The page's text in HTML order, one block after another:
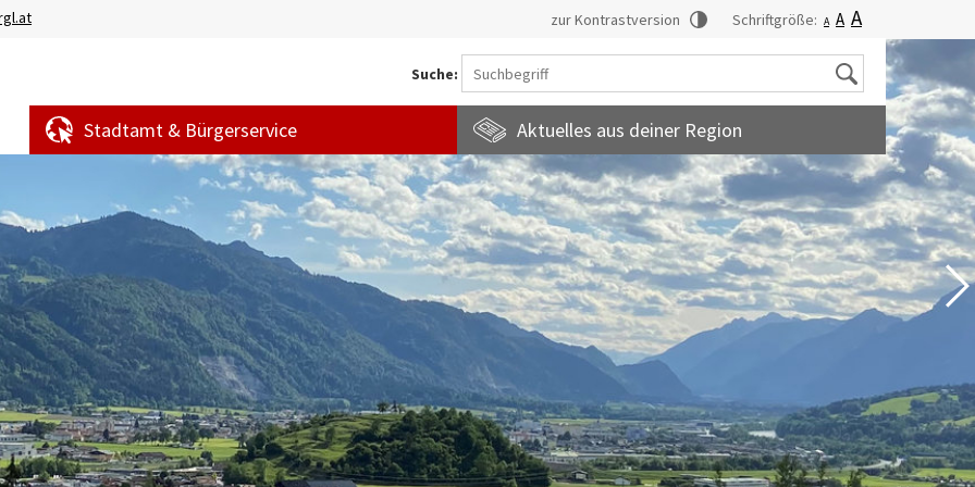
zur Kontrastversion Schriftgröße: A A A
Suche: Suche
Stadtamt & Bürgerservice Aktuelles aus deiner Region
Amtstafel
Veranstaltungen
Bürgermeldungen
Stadtmagazin
familienfreundlichegemeinde
Europainformationen